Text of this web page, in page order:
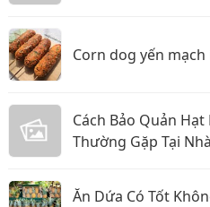
Corn dog yến mạch
Cách Bảo Quản
Thường Gặp Tại Nhà
Ăn Dứa Có Tốt